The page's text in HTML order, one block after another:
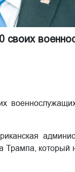
своих
Трампа, который